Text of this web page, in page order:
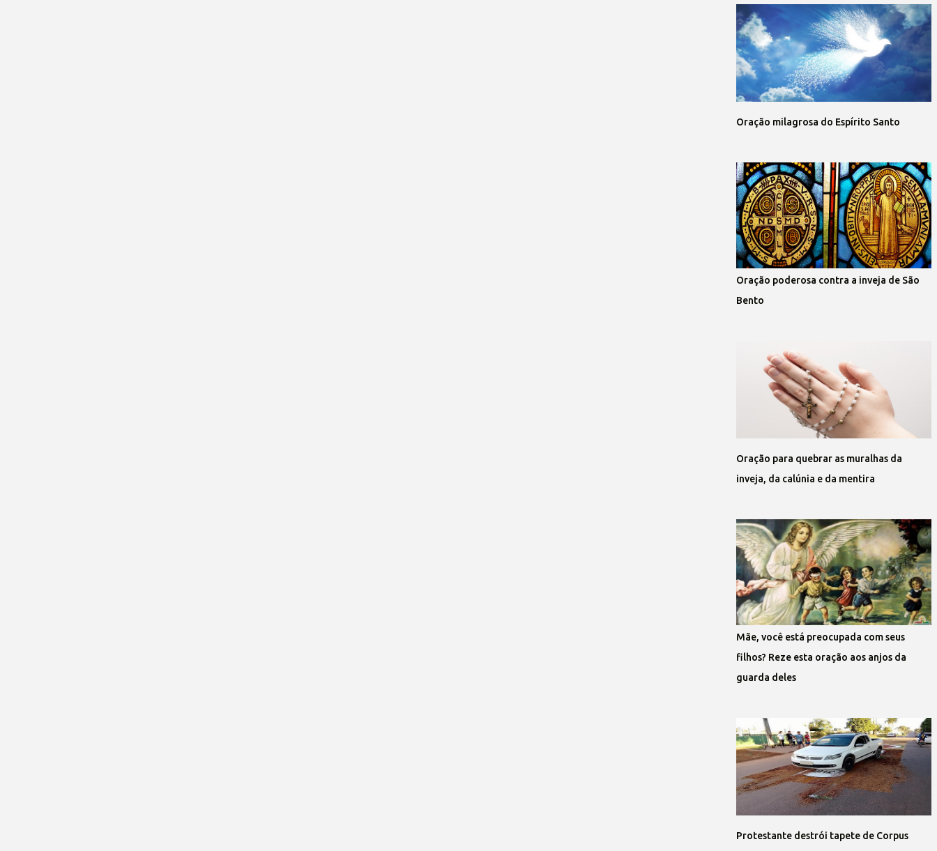
Oração milagrosa do Espírito Santo
Oração poderosa contra a inveja de São
Bento
Oração para quebrar as muralhas da
inveja, da calúnia e da mentira
Mãe, você está preocupada com seus
filhos? Reze esta oração aos anjos da
guarda deles
Protestante destrói tapete de Corpus